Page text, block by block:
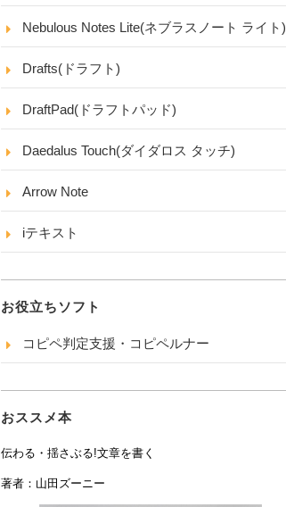
Nebulous Notes Lite(ネブラスノート ライト)
Drafts(ドラフト)
DraftPad(ドラフトパッド)
Daedalus Touch(ダイダロス タッチ)
Arrow Note
iテキスト
お役立ちソフト
コピペ判定支援・コピペルナー
おススメ本
伝わる・揺さぶる!文章を書く
著者：山田ズーニー